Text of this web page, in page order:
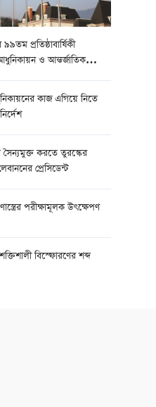
প্রতিষ্ঠাবার্ষিকী
ও আন্তর্জাতিক
কাজ এগিয়ে নিতে
করতে তুরস্কের
প্রেসিডেন্ট
পরীক্ষামূলক উৎক্ষেপণ
বিস্ফোরণের শব্দ